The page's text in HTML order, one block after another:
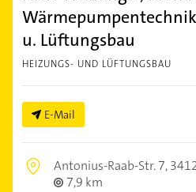
u. Lüftungsbau
HEIZUNGS- UND LÜFTUNGSBAU
E-Mail
Antonius-Raab-Str. 7,
7,9 km